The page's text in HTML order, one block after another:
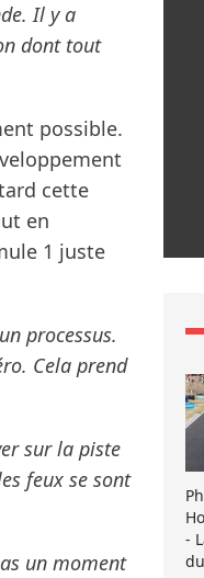
Il y a
dont tout
possible.
cette
en
1 juste
processus.
Cela prend
sur la piste
feux se sont
un moment
-